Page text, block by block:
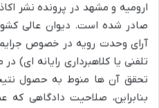
ارومیه و مشهد در پرونده نشر
صادر شده است. دیوان عالی
آرای وحدت رویه در خصوص
تلفنی یا کلاهبرداری رایانه ای)
تحقق آن ها منوط به حصول
بنابراین، صلاحیت دادگاهی